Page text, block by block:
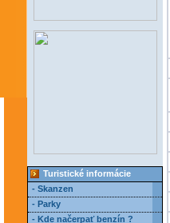
Turistické informácie
- Skanzen
- Parky
- Kde načerpať benzín ?